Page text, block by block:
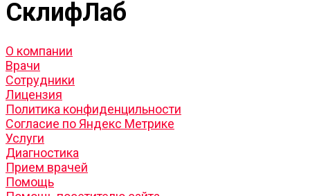
СклифЛаб
О компании
Врачи
Сотрудники
Лицензия
Политика конфиденцильности
Согласие по Яндекс Метрике
Услуги
Диагностика
Прием врачей
Помощь